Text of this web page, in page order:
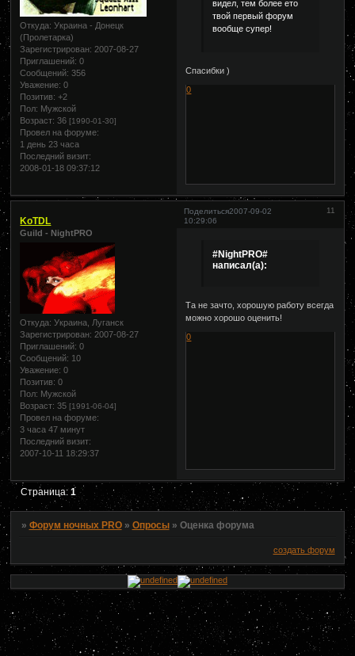
Откуда: Украина - Донецк
(Пролетарка)
Зарегистрирован: 2007-08-27
Приглашений: 0
Сообщений: 356
Уважение: 0
Позитив: +2
Пол: Мужской
Возраст: 36[1990-01-30]
Провел на форуме:
1 день 23 часа
Последний визит:
2008-01-18 09:37:12
видел, тем более ето
твой первый форум
вообще супер!
Спасибки )
0
Поделиться 11
2007-09-02
10:29:06
KoTDL
Guild - NightPRO
Откуда: Украина, Луганск
Зарегистрирован: 2007-08-27
Приглашений: 0
Сообщений: 10
Уважение: 0
Позитив: 0
Пол: Мужской
Возраст: 35[1991-06-04]
Провел на форуме:
3 часа 47 минут
Последний визит:
2007-10-11 18:29:37
#NightPRO#
написал(а):
Та не зачто, хорошую работу всегда
можно хорошо оценить!
0
Страница: 1
» Форум ночных PRO » Опросы » Оценка форума
создать форум